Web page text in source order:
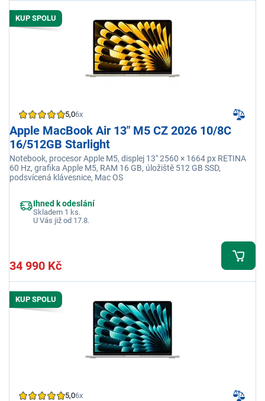
KUP SPOLU
5,06x
Apple MacBook Air 13" M5 CZ 2026 10/8C
16/512GB Starlight
Notebook, procesor Apple M5, displej 13" 2560 × 1664 px RETINA
60 Hz, grafika Apple M5, RAM 16 GB, úložiště 512 GB SSD,
podsvícená klávesnice, Mac OS
Ihned k odeslání
Skladem 1 ks.
U Vás již od 17.8.
34 990 Kč
KUP SPOLU
5,06x